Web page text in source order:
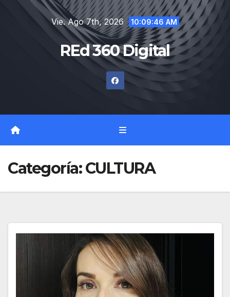
Vie. Ago 7th, 2026 10:09:47 AM
REd 360 Digital
Categoría:CULTURA